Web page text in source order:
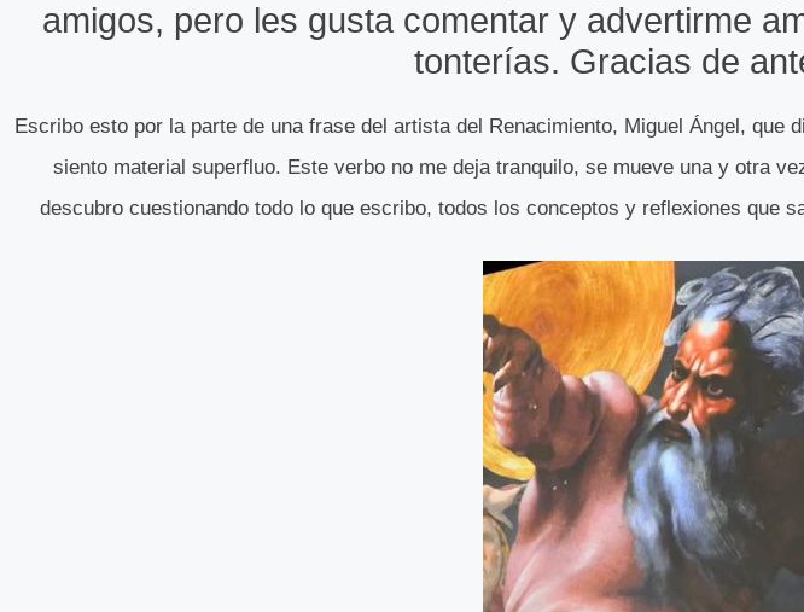
amigos, pero les gusta comentar y advertirme
tonterías. Gracias de
Escribo esto por la parte de una frase del artista del Renacimiento, Miguel Ángel, que
siento material superfluo. Este verbo no me deja tranquilo, se mueve una y otra
descubro cuestionando todo lo que escribo, todos los conceptos y reflexiones que